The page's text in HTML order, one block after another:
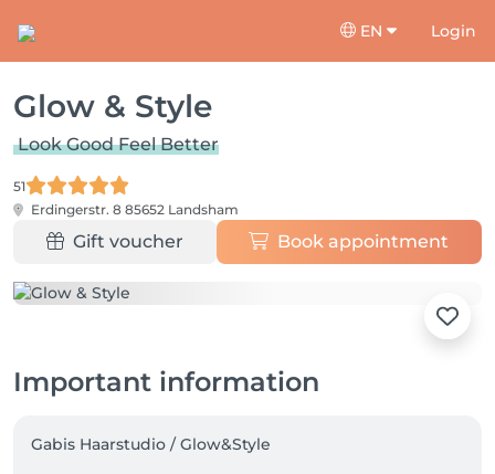
EN Login
Glow & Style
Look Good Feel Better
51
Erdingerstr. 8 85652 Landsham
Gift voucher Book appointment
Important information
Gabis Haarstudio / Glow&Style